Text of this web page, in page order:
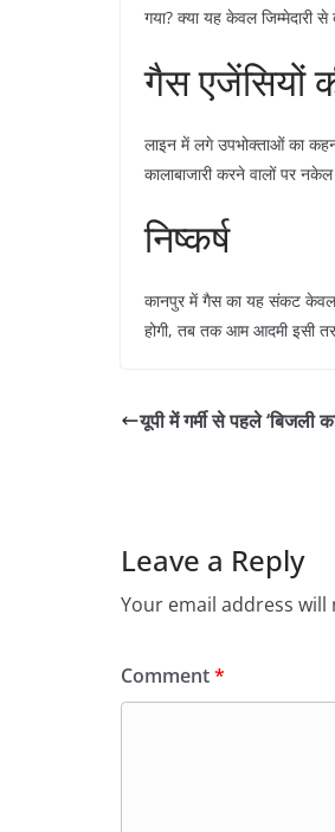
गया? क्या यह केवल जिम्मेदारी
​गैस एजेंसियों
​लाइन में लगे उपभोक्ताओं का
कालाबाजारी करने वालों पर
​निष्कर्ष
​कानपुर में गैस का यह संकट केवल
होगी, तब तक आम आदमी इसी
​यूपी में गर्मी से पहले ‘बिजली
Leave a Reply
Your email address
Comment*